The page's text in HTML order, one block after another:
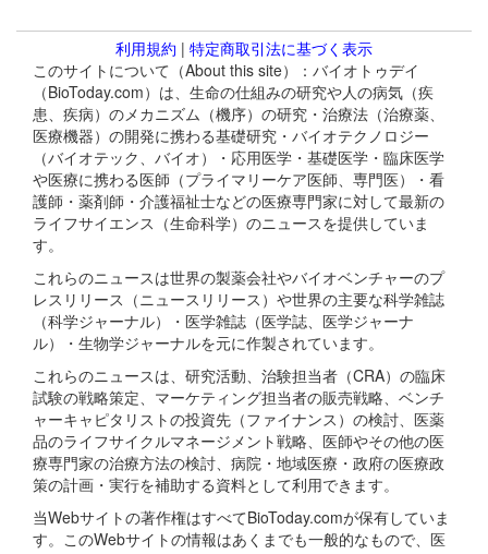
利用規約 | 特定商取引法に基づく表示
このサイトについて（About this site）：バイオトゥデイ
（BioToday.com）は、生命の仕組みの研究や人の病気（疾
患、疾病）のメカニズム（機序）の研究・治療法（治療薬、
医療機器）の開発に携わる基礎研究・バイオテクノロジー
（バイオテック、バイオ）・応用医学・基礎医学・臨床医学
や医療に携わる医師（プライマリーケア医師、専門医）・看
護師・薬剤師・介護福祉士などの医療専門家に対して最新の
ライフサイエンス（生命科学）のニュースを提供していま
す。
これらのニュースは世界の製薬会社やバイオベンチャーのプ
レスリリース（ニュースリリース）や世界の主要な科学雑誌
（科学ジャーナル）・医学雑誌（医学誌、医学ジャーナ
ル）・生物学ジャーナルを元に作製されています。
これらのニュースは、研究活動、治験担当者（CRA）の臨床
試験の戦略策定、マーケティング担当者の販売戦略、ベンチ
ャーキャピタリストの投資先（ファイナンス）の検討、医薬
品のライフサイクルマネージメント戦略、医師やその他の医
療専門家の治療方法の検討、病院・地域医療・政府の医療政
策の計画・実行を補助する資料として利用できます。
当Webサイトの著作権はすべてBioToday.comが保有していま
す。このWebサイトの情報はあくまでも一般的なもので、医